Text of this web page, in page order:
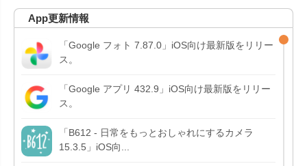
App更新情報
「Google フォト 7.87.0」iOS向け最新版をリリー
ス。
「Google アプリ 432.9」iOS向け最新版をリリー
ス。
「B612 - 日常をもっとおしゃれにするカメラ
15.3.5」iOS向...